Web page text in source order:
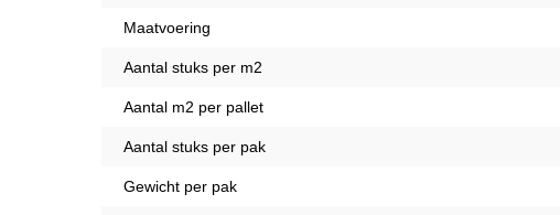
Maatvoering
Aantal stuks per m2
Aantal m2 per pallet
Aantal stuks per pak
Gewicht per pak